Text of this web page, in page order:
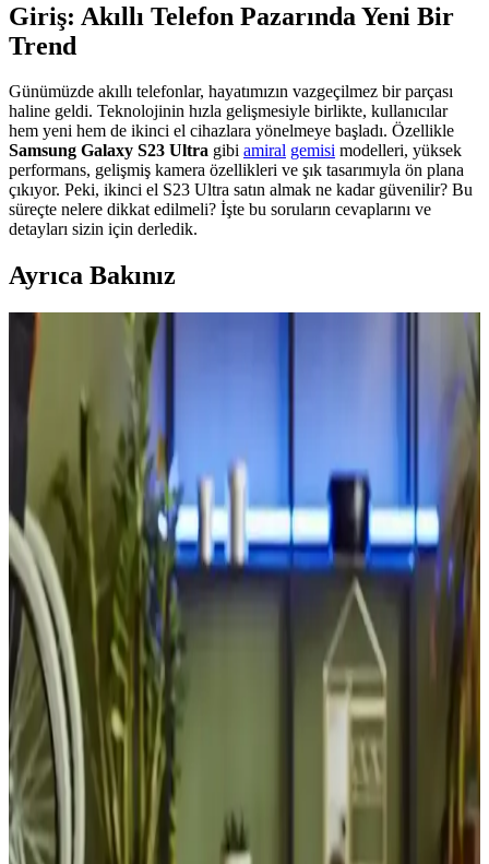
Giriş: Akıllı Telefon Pazarında Yeni Bir
Trend
Günümüzde akıllı telefonlar, hayatımızın vazgeçilmez bir parçası
haline geldi. Teknolojinin hızla gelişmesiyle birlikte, kullanıcılar
hem yeni hem de ikinci el cihazlara yönelmeye başladı. Özellikle
Samsung Galaxy S23 Ultra gibi amiral gemisi modelleri, yüksek
performans, gelişmiş kamera özellikleri ve şık tasarımıyla ön plana
çıkıyor. Peki, ikinci el S23 Ultra satın almak ne kadar güvenilir? Bu
süreçte nelere dikkat edilmeli? İşte bu soruların cevaplarını ve
detayları sizin için derledik.
Ayrıca Bakınız
Photonmatrix Lazer Teknolojisi ile Sivrisinek
Avlama: Yöntem ve Etkileri
Photonmatrix, LiDAR destekli lazerlerle saniyede 30 sivrisineği
hedef alarak kimyasal kullanmadan haşere kontrolü sağlar. Ancak
faydalı böcekler ve insan sağlığı açısından riskler taşır.
Mikrodalga Fırın Seçiminde Güç, Teknoloji ve
Dayanıklılık Kriterleri
Mikrodalga fırın seçiminde güç, boyut, teknoloji ve dayanıklılık gibi
temel kriterler ele alınır. İnverter teknolojisi avantaj sağlasa da
günlük kullanımda zorunlu değildir. Marka ve fiyat tercihleri
önemlidir.
1967 Model Tektronix 453 Analog Osiloskopun İç
Yapısı ve Teknik Özellikleri
Tektronix 453, 1967'de üretilmiş analog osiloskop olup, katı hal
teknolojisi, hassas tetikleme devresi ve estetik PCB tasarımıyla
elektronik mühendisliği için önemli bir örnektir.
Günlük Kararları Kolaylaştırmak İçin Teknoloji ve
Yapay Zeka Destekli Çözümler